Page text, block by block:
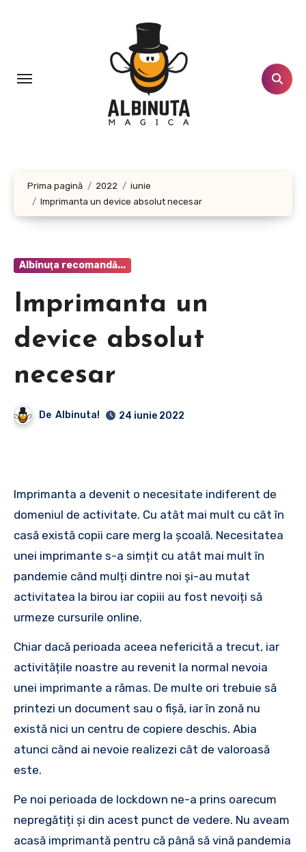
Prima pagină 2022
iunie
Imprimanta un device absolut necesar
Albinuţa recomandă...
Imprimanta un
device absolut
necesar
De Albinuta! 24 iunie 2022
Imprimanta a devenit o necesitate indiferent de
domeniul de activitate. Cu atât mai mult cu cât în
casă există copii care merg la școală. Necesitatea
unei imprimante s-a simțit cu atât mai mult în
pandemie când mulți dintre noi și-au mutat
activitatea la birou iar copiii au fost nevoiți să
urmeze cursurile online.
Chiar dacă perioada aceea nefericită a trecut, iar
activitățile noastre au revenit la normal nevoia
unei imprimante a rămas. De multe ori trebuie să
printezi un document sau o fișă, iar în zonă nu
există nici un centru de copiere deschis. Abia
atunci când ai nevoie realizezi cât de valoroasă
este.
Pe noi perioada de lockdown ne-a prins oarecum
nepregătiți și din acest punct de vedere. Nu aveam
acasă imprimantă pentru că până să vină pandemia